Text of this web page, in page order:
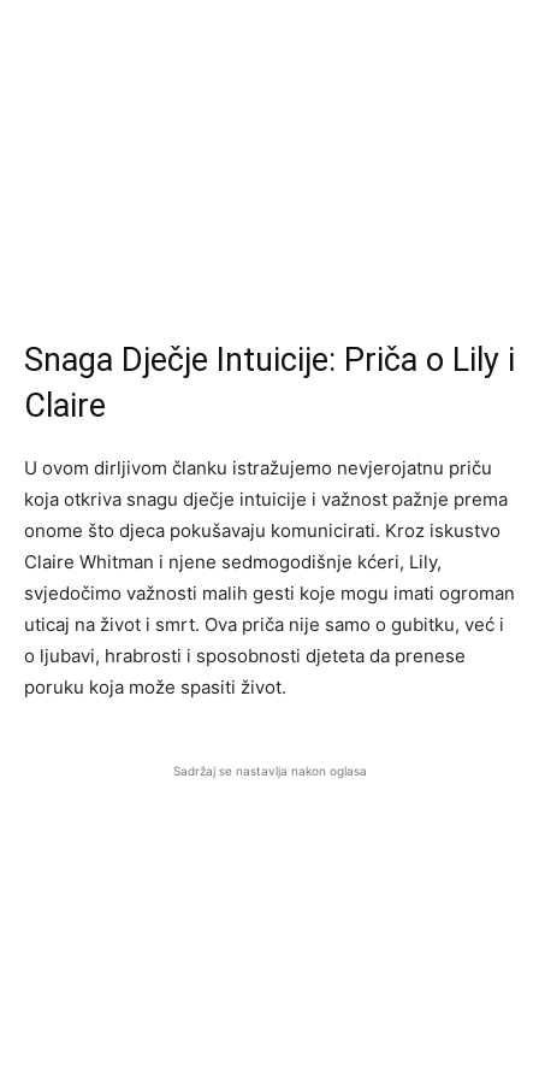
Snaga Dječje Intuicije: Priča o Lily i
Claire
U ovom dirljivom članku istražujemo nevjerojatnu priču
koja otkriva snagu dječje intuicije i važnost pažnje prema
onome što djeca pokušavaju komunicirati. Kroz iskustvo
Claire Whitman i njene sedmogodišnje kćeri, Lily,
svjedočimo važnosti malih gesti koje mogu imati ogroman
uticaj na život i smrt. Ova priča nije samo o gubitku, već i
o ljubavi, hrabrosti i sposobnosti djeteta da prenese
poruku koja može spasiti život.
Sadržaj se nastavlja nakon oglasa